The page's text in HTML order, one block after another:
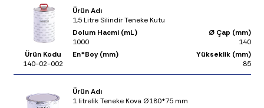
Ürün Adı
1,5 Litre Silindir Teneke Kutu
Dolum Hacmi (mL)
1000
Ø Çap (mm)
140
Ürün Kodu
140-02-002
En*Boy (mm)
Yükseklik (mm)
85
Ürün Adı
1 litrelik Teneke Kova Ø180*75 mm